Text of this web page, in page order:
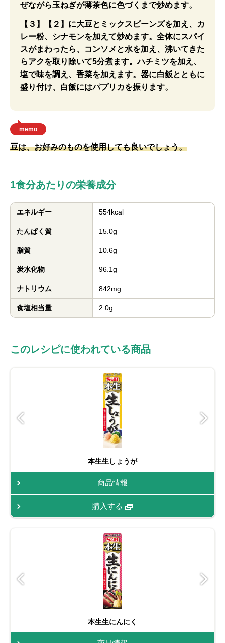
ぜながら玉ねぎが薄茶色に色づくまで炒めます。
【３】【２】に大豆とミックスビーンズを加え、カ
レー粉、シナモンを加えて炒めます。全体にスパイ
スがまわったら、コンソメと水を加え、沸いてきた
らアクを取り除いて5分煮ます。ハチミツを加え、
塩で味を調え、香菜を加えます。器に白飯とともに
盛り付け、白飯にはパプリカを振ります。
memo
豆は、お好みのものを使用しても良いでしょう。
1食分あたりの栄養成分
エネルギー 554kcal
たんぱく質 15.0g
脂質 10.6g
炭水化物 96.1g
ナトリウム 842mg
食塩相当量 2.0g
このレシピに使われている商品
本生生しょうが
商品情報
購入する
本生生にんにく